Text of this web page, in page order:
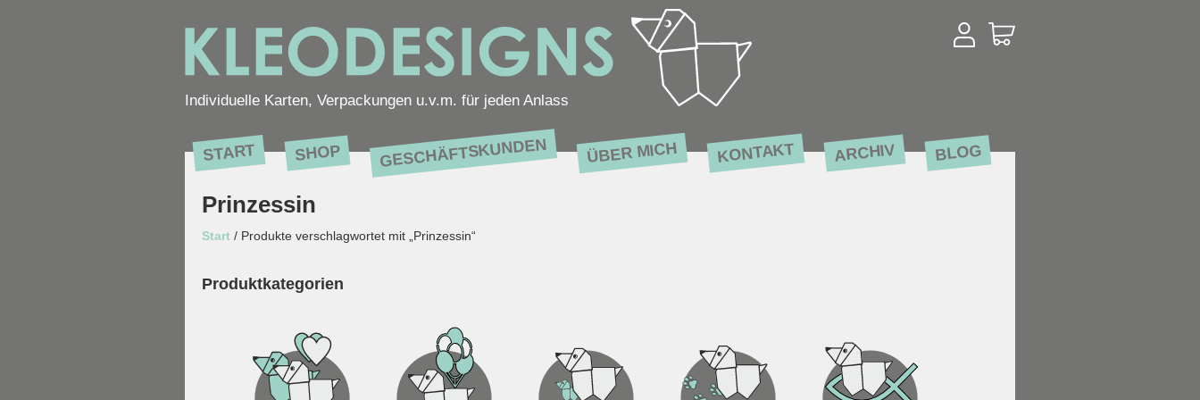
Individuelle Karten, Verpackungen u.v.m. für jeden Anlass
START SHOP GESCHÄFTSKUNDEN ÜBER MICH KONTAKT ARCHIV BLOG
Prinzessin
Start / Produkte verschlagwortet mit „Prinzessin“
Produktkategorien